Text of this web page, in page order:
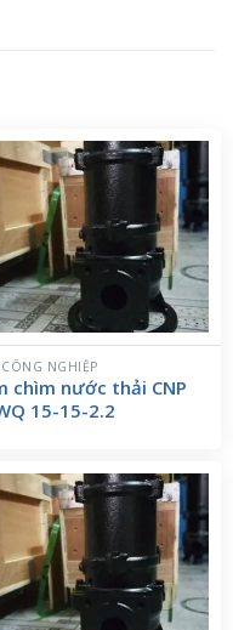
NGHIỆP
chìm nước thải CNP
15-15-2.2